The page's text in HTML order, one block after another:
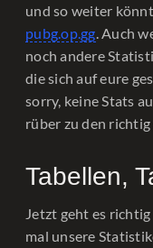
und so weiter
pubg.op.gg . Auch
noch andere
die sich auf eure
sorry, keine Stats
rüber zu den richtig
Tabellen,
Jetzt geht es
mal unsere